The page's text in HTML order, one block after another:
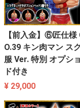
【前入金】⑥匠仕様
O.39 キン肉マン ス
服 Ver. 特別 オプシ
ド付き
¥ 29,000